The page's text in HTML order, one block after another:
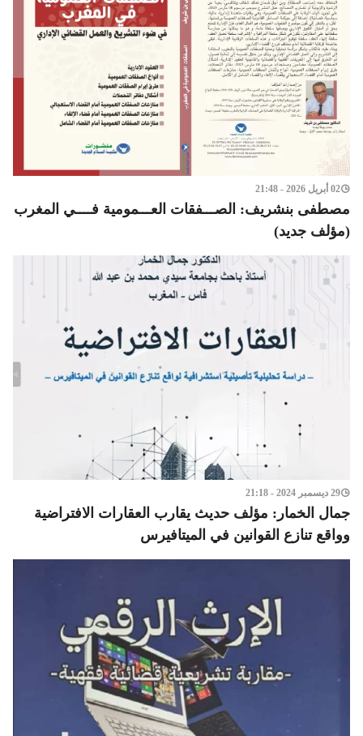
02 أبريل 2026 - 21:48
مصطفى بنشريف: الصـــفقات العـــمومية فــــي المغرب
(مؤلف جديد)
29 ديسمبر 2024 - 21:18
جمال الخمار: مؤلف حديث يقارب العقارات الافتراضية
وواقع تنازع القوانين في الميتافيرس